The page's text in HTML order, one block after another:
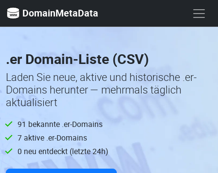
DomainMetaData
.er Domain-Liste (CSV)
Laden Sie neue, aktive und historische .er-
Domains herunter — mehrmals täglich
aktualisiert
91 bekannte .er-Domains
7 aktive .er-Domains
0 neu entdeckt (letzte 24h)